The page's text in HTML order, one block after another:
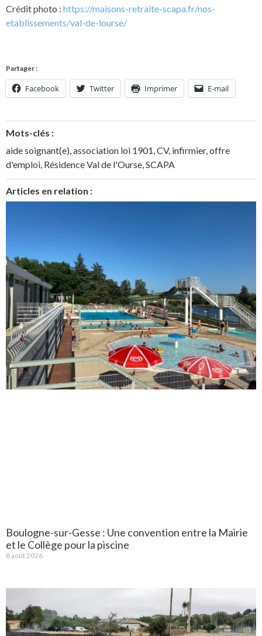
Crédit photo : https://maisons-retraite-scapa.fr/nos-
etablissements/val-de-lourse/
Partager :
Facebook Twitter Imprimer E-mail
Mots-clés :
aide soignant(e),association loi 1901,CV, infirmier,offre
d'emploi, Résidence Val de l'Ourse,SCAPA
Articles en relation :
Boulogne-sur-Gesse : Une convention entre la Mairie
et le Collège pour la piscine
8 août 2026